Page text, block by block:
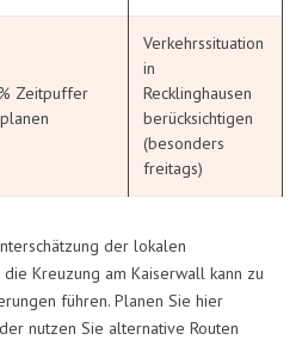
Zeitpuffer
Verkehrssituation
in
Recklinghausen
berücksichtigen
(besonders
freitags)
der lokalen
Kreuzung am Kaiserwall kann zu
führen. Planen Sie hier
nutzen Sie alternative Routen